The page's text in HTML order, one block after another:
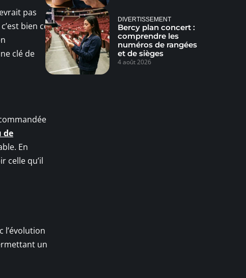
pas
bien ce
clé de
de
En
celle qu’il
l’évolution
un
DIVERTISSEMENT
Bercy plan concert :
comprendre les
numéros de rangées
et de sièges
4 août 2026